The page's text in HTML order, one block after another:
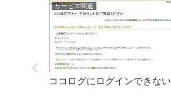
サービス関連
ココログにログインできない